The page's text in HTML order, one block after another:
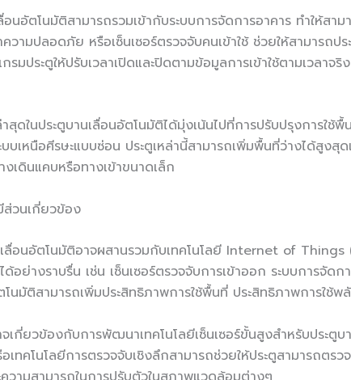
นอัตโนมัติสามารถรวมเข้ากับระบบการจัดการอาคาร ทำให้ส
วามปลอดภัย หรือเซ็นเซอร์ตรวจจับคนเข้าใช้ ช่วยให้สามารถป
ประตูให้ปรับเวลาเปิดและปิดตามข้อมูลการเข้าใช้ตามเวลาจริ
สุดในประตูบานเลื่อนอัตโนมัติได้มุ่งเน้นไปที่การปรับปรุงการใ
บเหนือศีรษะแบบซ่อน ประตูเหล่านี้สามารถเพิ่มพื้นที่ว่างได้สูง
ดินแคบหรือทางเข้าขนาดเล็ก
ส่วนเกี่ยวข้อง
ลื่อนอัตโนมัติอาจผสานรวมกับเทคโนโลยี Internet of Things
อย่างราบรื่น เช่น เซ็นเซอร์ตรวจจับการเข้าออก ระบบการจั
นมัติสามารถเพิ่มประสิทธิภาพการใช้พื้นที่ ประสิทธิภาพการใช้
เกี่ยวข้องกับการพัฒนาเทคโนโลยีเซ็นเซอร์ขั้นสูงสำหรับประตู
เทคโนโลยีการตรวจจับเชิงลึกสามารถช่วยให้ประตูสามารถต